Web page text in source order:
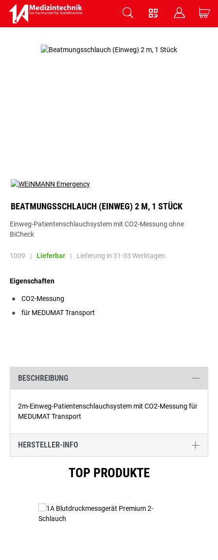
V B C
BEATMUNGSSCHLAUCH (EINWEG) 2 M, 1 STÜCK
Einweg-Patientenschlauchsystem mit CO2-Messung ohne
BiCheck
1009 | Lieferbar | Lieferung in 31-33 Werktagen.
Eigenschaften
CO2-Messung
für MEDUMAT Transport
BESCHREIBUNG
2m-Einweg-Patientenschlauchsystem mit CO2-Messung für
MEDUMAT Transport
HERSTELLER-INFO
TOP PRODUKTE